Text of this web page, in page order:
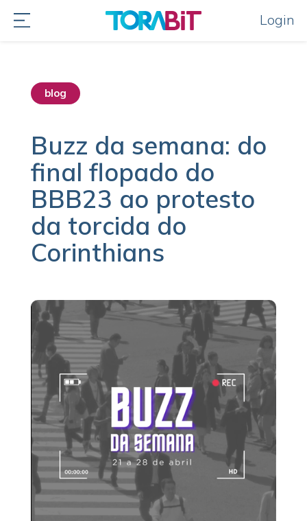
Login
blog
Buzz da semana: do
final flopado do
BBB23 ao protesto
da torcida do
Corinthians